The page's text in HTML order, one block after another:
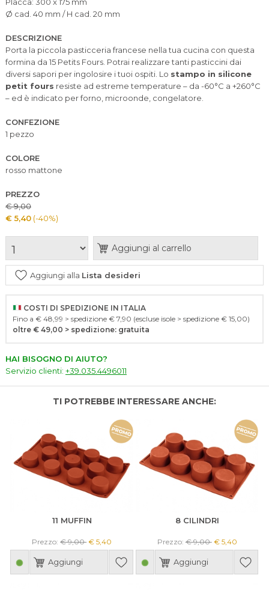
Placca: 300 x 175 mm
Ø cad. 40 mm / H cad. 20 mm
DESCRIZIONE
Porta la piccola pasticceria francese nella tua cucina con questa
formina da 15 Petits Fours. Potrai realizzare tanti pasticcini dai
diversi sapori per ingolosire i tuoi ospiti. Lo stampo in silicone
petit fours resiste ad estreme temperature – da -60°C a +260°C
– ed è indicato per forno, microonde, congelatore.
CONFEZIONE
1 pezzo
COLORE
rosso mattone
PREZZO
€ 9,00
€ 5,40 (-40%)
Aggiungi al carrello
Aggiungi alla Lista desideri
COSTI DI SPEDIZIONE IN ITALIA
Fino a € 48,99 > spedizione € 7,90 (escluse isole > spedizione € 15,00)
oltre € 49,00 > spedizione: gratuita
HAI BISOGNO DI AIUTO?
Servizio clienti: +39.035.4496011
TI POTREBBE INTERESSARE ANCHE:
11 MUFFIN
Prezzo:€ 9,00 € 5,40
Aggiungi
8 CILINDRI
Prezzo:€ 9,00 € 5,40
Aggiungi